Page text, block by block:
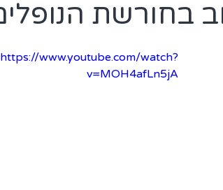
https://www.youtube.com/watch?
v=MOH4afLn5jA